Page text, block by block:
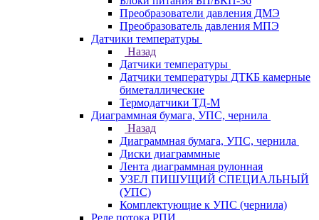
Преобразователи давления ДМЭ
Преобразователь давления МПЭ
Датчики температуры
Назад
Датчики температуры
Датчики температуры ДТКБ камерные
биметаллические
Термодатчики ТД-М
Диаграммная бумага, УПС, чернила
Назад
Диаграммная бумага, УПС, чернила
Диски диаграммные
Лента диаграммная рулонная
УЗЕЛ ПИШУЩИЙ СПЕЦИАЛЬНЫЙ
(УПС)
Комплектующие к УПС (чернила)
Реле потока РПИ